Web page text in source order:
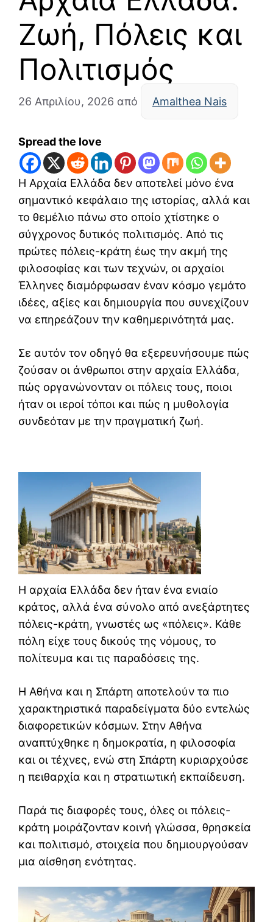
Ζωή, Πόλεις και
Πολιτισμός
26 Απριλίου, 2026 από Amalthea Nais
Spread the love
Η Αρχαία Ελλάδα δεν αποτελεί μόνο ένα
σημαντικό κεφάλαιο της ιστορίας, αλλά και
το θεμέλιο πάνω στο οποίο χτίστηκε ο
σύγχρονος δυτικός πολιτισμός. Από τις
πρώτες πόλεις-κράτη έως την ακμή της
φιλοσοφίας και των τεχνών, οι αρχαίοι
Έλληνες διαμόρφωσαν έναν κόσμο γεμάτο
ιδέες, αξίες και δημιουργία που συνεχίζουν
να επηρεάζουν την καθημερινότητά μας.
Σε αυτόν τον οδηγό θα εξερευνήσουμε πώς
ζούσαν οι άνθρωποι στην αρχαία Ελλάδα,
πώς οργανώνονταν οι πόλεις τους, ποιοι
ήταν οι ιεροί τόποι και πώς η μυθολογία
συνδεόταν με την πραγματική ζωή.
Η αρχαία Ελλάδα δεν ήταν ένα ενιαίο
κράτος, αλλά ένα σύνολο από ανεξάρτητες
πόλεις-κράτη, γνωστές ως «πόλεις». Κάθε
πόλη είχε τους δικούς της νόμους, το
πολίτευμα και τις παραδόσεις της.
Η Αθήνα και η Σπάρτη αποτελούν τα πιο
χαρακτηριστικά παραδείγματα δύο εντελώς
διαφορετικών κόσμων. Στην Αθήνα
αναπτύχθηκε η δημοκρατία, η φιλοσοφία
και οι τέχνες, ενώ στη Σπάρτη κυριαρχούσε
η πειθαρχία και η στρατιωτική εκπαίδευση.
Παρά τις διαφορές τους, όλες οι πόλεις-
κράτη μοιράζονταν κοινή γλώσσα, θρησκεία
και πολιτισμό, στοιχεία που δημιουργούσαν
μια αίσθηση ενότητας.